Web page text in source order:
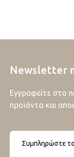
Newsletter
Εγγραφείτε στο
προϊόντα και